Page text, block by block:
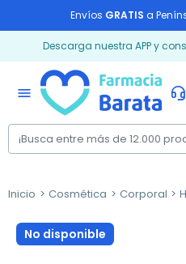
Envíos GRATIS a
Descarga nuestra APP y
menu
Inicio Cosmética Corporal
No disponible